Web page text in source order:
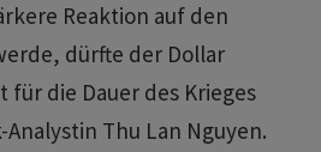
Reaktion auf den
dürfte der Dollar
​die Dauer des Krieges
Thu Lan Nguyen.